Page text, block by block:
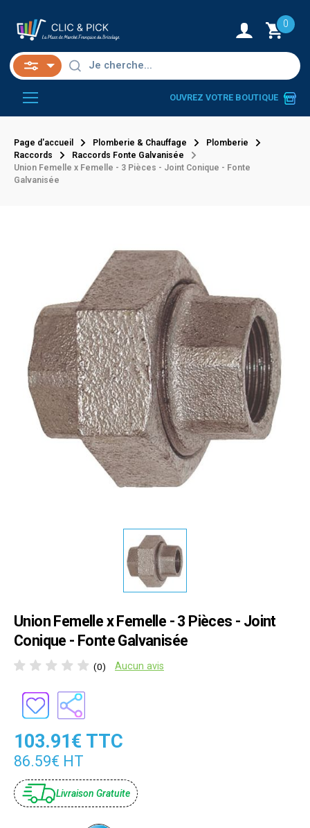
0
OUVREZ VOTRE BOUTIQUE
Page d'accueil Plomberie & Chauffage
Plomberie
Raccords
Raccords Fonte Galvanisée
Union Femelle x Femelle - 3 Pièces - Joint Conique - Fonte
Galvanisée
Union Femelle x Femelle - 3 Pièces - Joint
Conique - Fonte Galvanisée
(0) Aucun avis
103.91€ TTC
86.59€ HT
Livraison Gratuite